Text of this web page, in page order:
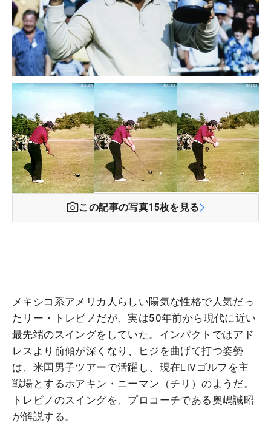
この記事の写真15枚を見る
メキシコ系アメリカ人らしい陽気な性格で人気だっ
たリー・トレビノだが、実は50年前から現代に近い
最先端のスイングをしていた。インパクトではアド
レスより前傾が深くなり、ヒジを曲げて打つ姿勢
は、米国男子ツアーで活躍し、現在LIVゴルフを主
戦場とするホアキン・ニーマン（チリ）のようだ。
トレビノのスイングを、プロコーチである奥嶋誠昭
が解説する。